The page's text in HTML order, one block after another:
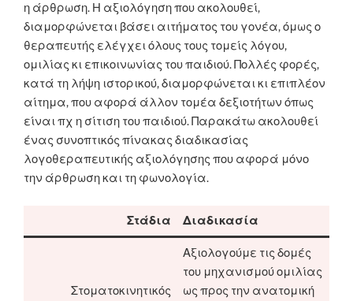
η άρθρωση. Η αξιολόγηση που ακολουθεί,
διαμορφώνεται βάσει αιτήματος του γονέα, όμως ο
θεραπευτής ελέγχει όλους τους τομείς λόγου,
ομιλίας κι επικοινωνίας του παιδιού. Πολλές φορές,
κατά τη λήψη ιστορικού, διαμορφώνεται κι επιπλέον
αίτημα, που αφορά άλλον τομέα δεξιοτήτων όπως
είναι πχ η σίτιση του παιδιού. Παρακάτω ακολουθεί
ένας συνοπτικός πίνακας διαδικασίας
λογοθεραπευτικής αξιολόγησης που αφορά μόνο
την άρθρωση και τη φωνολογία.
Στάδια Διαδικασία
Στοματοκινητικός
Αξιολογούμε τις δομές
του μηχανισμού ομιλίας
ως προς την ανατομική